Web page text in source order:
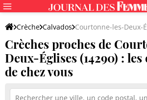
Crèche Calvados Courtonne-les-Deux-
Crèches proches de
Deux-Églises (14290) :
de chez vous